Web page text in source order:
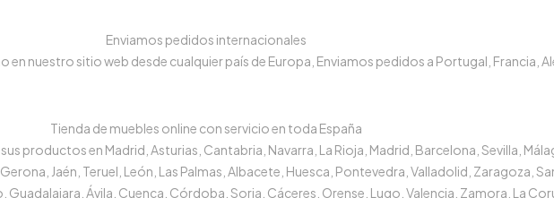
Enviamos pedidos internacionales
en nuestro sitio web desde cualquier país de Europa, Enviamos pedidos a Portugal, Francia,
Tienda de muebles online con servicio en toda España
productos en Madrid, Asturias, Cantabria, Navarra, La Rioja, Madrid, Barcelona, Sevilla,
Jaén, Teruel, León, Las Palmas, Albacete, Huesca, Pontevedra, Valladolid, Zaragoza,
Ávila, Cuenca, Córdoba, Soria, Cáceres, Orense, Lugo, Valencia, Zamora, La